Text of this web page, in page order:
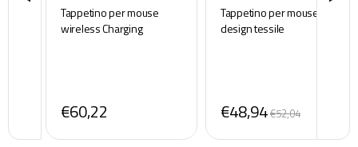
Tappetino per mouse
wireless Charging
€60,22
Tappetino per mouse
design tessile
€48,94€52,04